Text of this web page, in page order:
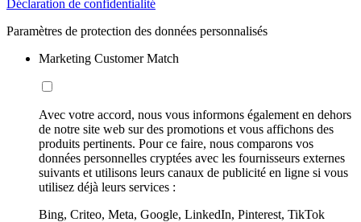
Déclaration de confidentialité
Paramètres de protection des données personnalisés
Marketing Customer Match
Avec votre accord, nous vous informons également en dehors
de notre site web sur des promotions et vous affichons des
produits pertinents. Pour ce faire, nous comparons vos
données personnelles cryptées avec les fournisseurs externes
suivants et utilisons leurs canaux de publicité en ligne si vous
utilisez déjà leurs services :
Bing, Criteo, Meta, Google, LinkedIn, Pinterest, TikTok